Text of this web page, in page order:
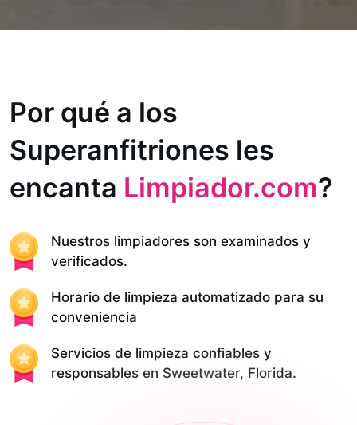
Por qué a los
Superanfitriones les
encanta Limpiador.com?
Nuestros limpiadores son examinados y
verificados.
Horario de limpieza automatizado para su
conveniencia
Servicios de limpieza confiables y
responsables en Sweetwater, Florida.